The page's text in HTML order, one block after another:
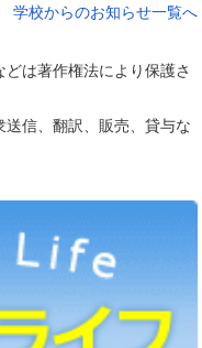
学校からのお知らせ一覧へ
は著作権法により保護さ
信、翻訳、販売、貸与な